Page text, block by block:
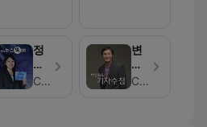
피
이
악
정
다
운CBS
변
상
욱CBS